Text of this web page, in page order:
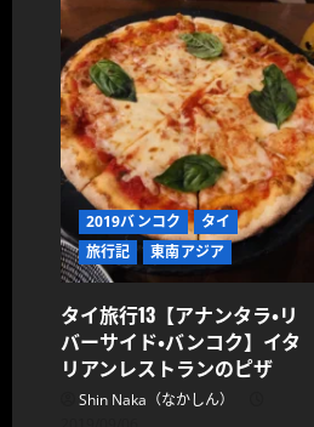
シ
テ
ィ
の
行
き
方
【バ
ン
コ
ク】
に
つ
い
て
に
読
む
2019バンコク
タイ
旅行記
東南アジア
タイ旅行13【アナンタラ・リ
バーサイド・バンコク】イタ
リアンレストランのピザ
Shin Naka（なかしん）